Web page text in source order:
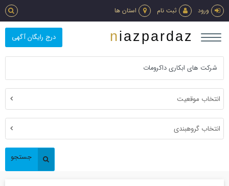
ورود ثبت نام استان ها
درج رایگان آگهی niazpardaz
انتخاب موقعیت
انتخاب گروهبندی
جستجو